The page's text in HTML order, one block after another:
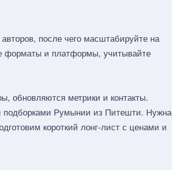
после чего масштабируйте на
форматы и платформы, учитывайте
обновляются метрики и контакты.
подборками Румынии из Питешти. Нужна
короткий лонг‑лист с ценами и